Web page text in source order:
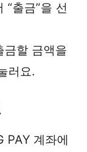
“출금”을 선
금할 금액을
러요.
PAY 계좌에